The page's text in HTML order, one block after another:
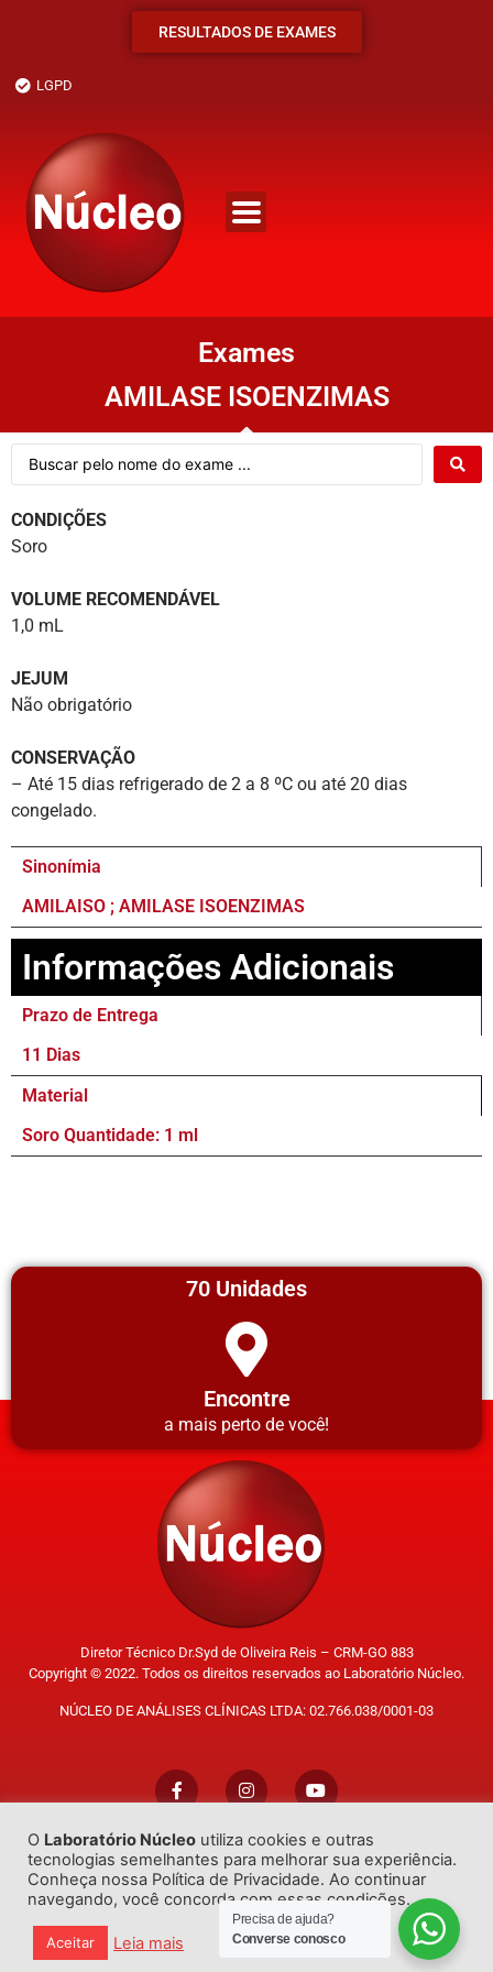
RESULTADOS DE EXAMES
LGPD
Exames
AMILASE ISOENZIMAS
CONDIÇÕES
Soro
VOLUME RECOMENDÁVEL
1,0 mL
JEJUM
Não obrigatório
CONSERVAÇÃO
– Até 15 dias refrigerado de 2 a 8 ºC ou até 20 dias
congelado.
Sinonímia
AMILAISO ; AMILASE ISOENZIMAS
Informações Adicionais
Prazo de Entrega
11 Dias
Material
Soro Quantidade: 1 ml
70 Unidades
Encontre
a mais perto de você!
Diretor Técnico Dr.Syd de Oliveira Reis – CRM-GO 883
Copyright © 2022. Todos os direitos reservados ao Laboratório Núcleo.
NÚCLEO DE ANÁLISES CLÍNICAS LTDA: 02.766.038/0001-03
Trabalhe Conosco
Desenvolvido porGO!Sites
O Laboratório Núcleo utiliza cookies e outras
tecnologias semelhantes para melhorar sua experiência.
Conheça nossa Política de Privacidade. Ao continuar
navegando, você concorda com essas condições.
Aceitar Leia mais
Precisa de ajuda?
Converse conosco